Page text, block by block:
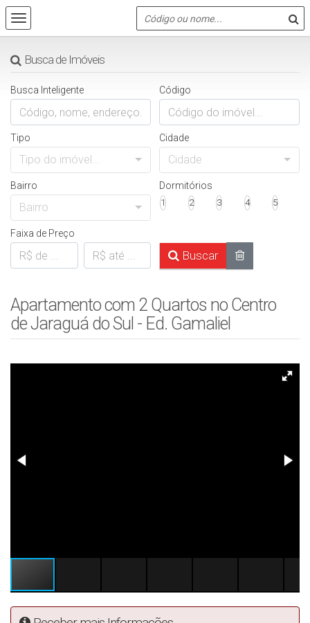
Busca de Imóveis
Busca Inteligente Código
Tipo
Tipo do imóvel...
Cidade
Cidade
Bairro
Bairro
Dormitórios
1 2 3 4 5
Faixa de Preço
Buscar
Apartamento com 2 Quartos no Centro
de Jaraguá do Sul - Ed. Gamaliel